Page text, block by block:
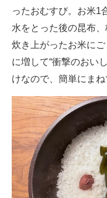
ちょっと気になるネッ
ったおむすび。お米1
水をとった後の昆布
炊き上がったお米に
に増して“衝撃のおい
けなので、簡単にまね